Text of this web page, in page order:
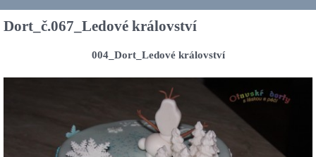
Dort_č.067_Ledové království
004_Dort_Ledové království